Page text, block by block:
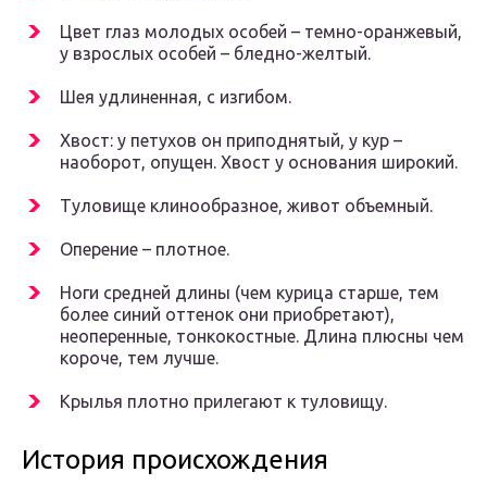
Цвет глаз молодых особей – темно-оранжевый,
у взрослых особей – бледно-желтый.
Шея удлиненная, с изгибом.
Хвост: у петухов он приподнятый, у кур –
наоборот, опущен. Хвост у основания широкий.
Туловище клинообразное, живот объемный.
Оперение – плотное.
Ноги средней длины (чем курица старше, тем
более синий оттенок они приобретают),
неоперенные, тонкокостные. Длина плюсны чем
короче, тем лучше.
Крылья плотно прилегают к туловищу.
История происхождения